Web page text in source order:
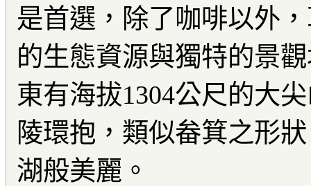
是首選，除了咖啡以外
的生態資源與獨特的景
東有海拔1304公尺的大
陵環抱，類似畚箕之形
湖般美麗。